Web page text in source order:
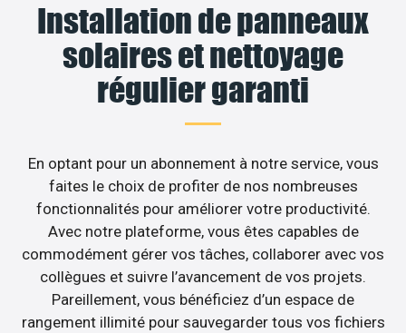
Installation de panneaux
solaires et nettoyage
régulier garanti
En optant pour un abonnement à notre service, vous
faites le choix de profiter de nos nombreuses
fonctionnalités pour améliorer votre productivité.
Avec notre plateforme, vous êtes capables de
commodément gérer vos tâches, collaborer avec vos
collègues et suivre l’avancement de vos projets.
Pareillement, vous bénéficiez d’un espace de
rangement illimité pour sauvegarder tous vos fichiers